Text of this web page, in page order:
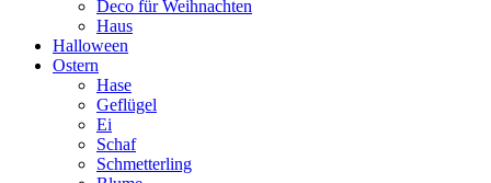
Deco für Weihnachten
Haus
Halloween
Ostern
Hase
Geflügel
Ei
Schaf
Schmetterling